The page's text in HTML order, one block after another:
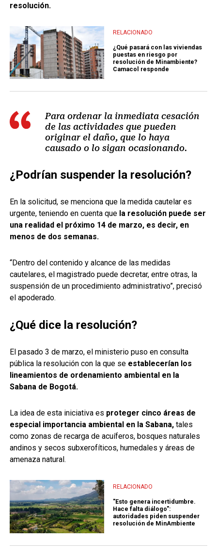
resolución.
RELACIONADO
¿Qué pasará con las viviendas
puestas en riesgo por
resolución de Minambiente?
Camacol responde
Para ordenar la inmediata cesación
de las actividades que pueden
originar el daño, que lo haya
causado o lo sigan ocasionando.
¿Podrían suspender la resolución?
En la solicitud, se menciona que la medida cautelar es
urgente, teniendo en cuenta que la resolución puede ser
una realidad el próximo 14 de marzo, es decir, en
menos de dos semanas.
“Dentro del contenido y alcance de las medidas
cautelares, el magistrado puede decretar, entre otras, la
suspensión de un procedimiento administrativo”, precisó
el apoderado.
¿Qué dice la resolución?
El pasado 3 de marzo, el ministerio puso en consulta
pública la resolución con la que se establecerían los
lineamientos de ordenamiento ambiental en la
Sabana de Bogotá.
La idea de esta iniciativa es proteger cinco áreas de
especial importancia ambiental en la Sabana, tales
como zonas de recarga de acuíferos, bosques naturales
andinos y secos subxerofíticos, humedales y áreas de
amenaza natural.
RELACIONADO
"Esto genera incertidumbre.
Hace falta diálogo":
autoridades piden suspender
resolución de MinAmbiente